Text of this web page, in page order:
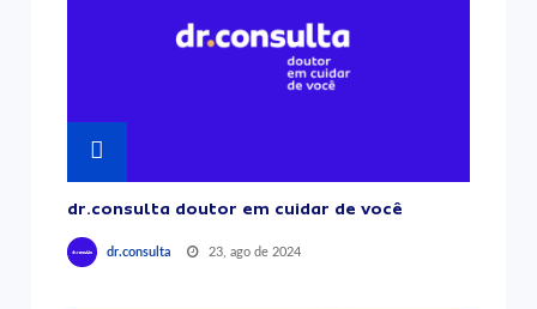
dr.consulta doutor em cuidar de você
dr.consulta 23, ago de 2024